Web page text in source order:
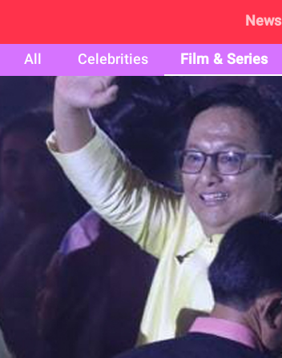
News
All
Celebrities Film & Series